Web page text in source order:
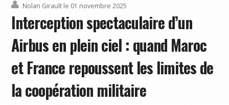
Nolan Girault le 01 novembre 2025
Interception spectaculaire d’un
Airbus en plein ciel : quand Maroc
et France repoussent les limites de
la coopération militaire